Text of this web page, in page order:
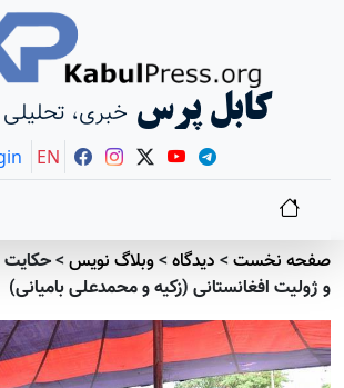
کابل پرس خبری، تحلیلی
EN
صفحه نخست> دیدگاه>وبلاگ نویس>حکایت
و ژولیت افغانستانی (زکیه و محمدعلی بامیانی)